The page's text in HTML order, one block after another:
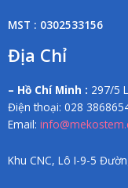
MST : 0302533156
Địa Chỉ
– Hồ Chí Minh : 297/5
Điện thoại: 028
Email:
Khu CNC, Lô I-9-5